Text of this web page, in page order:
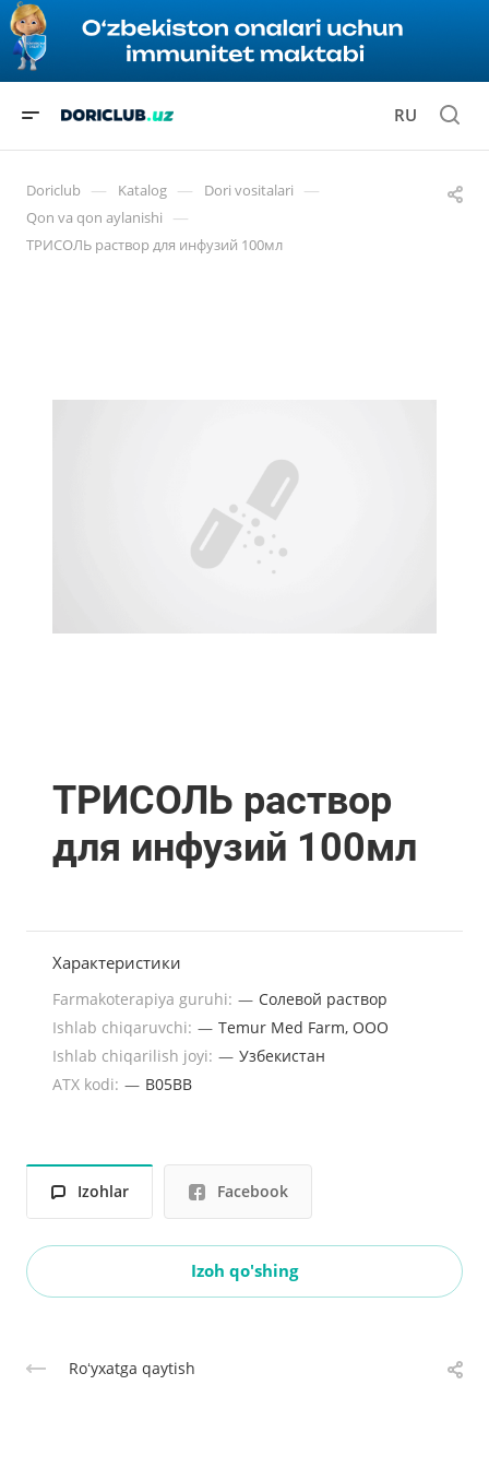
RU
Doriclub — Katalog — Dori vositalari —
Qon va qon aylanishi —
ТРИСОЛЬ раствор для инфузий 100мл
ТРИСОЛЬ раствор
для инфузий 100мл
Характеристики
Farmakoterapiya guruhi: — Солевой раствор
Ishlab chiqaruvchi: — Temur Med Farm, OOO
Ishlab chiqarilish joyi: — Узбекистан
ATX kodi: — B05BB
Izohlar Facebook
Izoh qo'shing
Roʻyxatga qaytish